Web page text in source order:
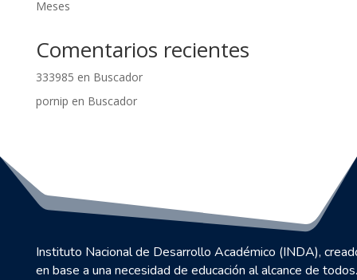
Meses
Comentarios recientes
333985 en Buscador
pornip en Buscador
Instituto Nacional de Desarrollo Académico (INDA),
en base a una necesidad de educación al alcance de todos.